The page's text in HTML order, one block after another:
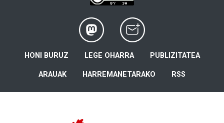
HONI BURUZ LEGE OHARRA PUBLIZITATEA
ARAUAK HARREMANETARAKO RSS